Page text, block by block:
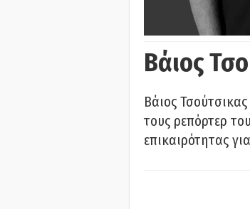
Βάιος
Βάιος
τους ρεπόρτερ
επικαιρότητας